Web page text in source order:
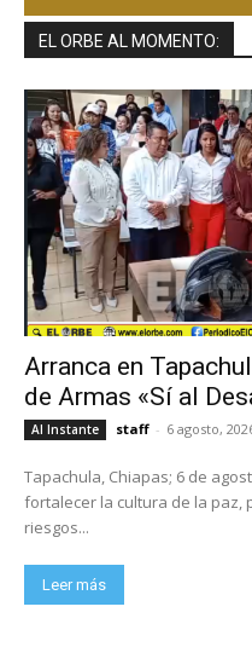
EL ORBE AL MOMENTO:
Arranca en
de Armas «Sí al
Al Instante staff - 6 agosto,
Tapachula, Chiapas; 6 de
fortalecer la cultura de la paz,
riesgos...
Leer más